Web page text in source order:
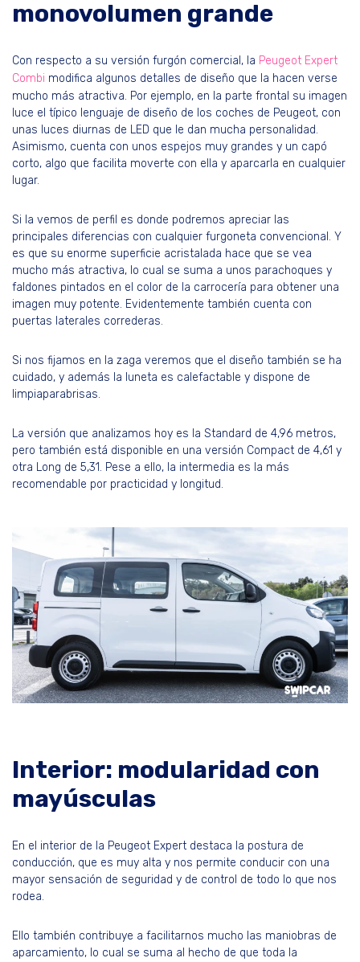
monovolumen grande
Con respecto a su versión furgón comercial, la Peugeot Expert
Combi modifica algunos detalles de diseño que la hacen verse
mucho más atractiva. Por ejemplo, en la parte frontal su imagen
luce el típico lenguaje de diseño de los coches de Peugeot, con
unas luces diurnas de LED que le dan mucha personalidad.
Asimismo, cuenta con unos espejos muy grandes y un capó
corto, algo que facilita moverte con ella y aparcarla en cualquier
lugar.
Si la vemos de perfil es donde podremos apreciar las
principales diferencias con cualquier furgoneta convencional. Y
es que su enorme superficie acristalada hace que se vea
mucho más atractiva, lo cual se suma a unos parachoques y
faldones pintados en el color de la carrocería para obtener una
imagen muy potente. Evidentemente también cuenta con
puertas laterales correderas.
Si nos fijamos en la zaga veremos que el diseño también se ha
cuidado, y además la luneta es calefactable y dispone de
limpiaparabrisas.
La versión que analizamos hoy es la Standard de 4,96 metros,
pero también está disponible en una versión Compact de 4,61 y
otra Long de 5,31. Pese a ello, la intermedia es la más
recomendable por practicidad y longitud.
Interior: modularidad con
mayúsculas
En el interior de la Peugeot Expert destaca la postura de
conducción, que es muy alta y nos permite conducir con una
mayor sensación de seguridad y de control de todo lo que nos
rodea.
Ello también contribuye a facilitarnos mucho las maniobras de
aparcamiento, lo cual se suma al hecho de que toda la